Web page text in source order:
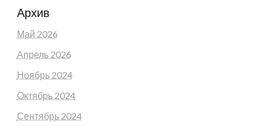
Архив
Май 2026
Апрель 2026
Ноябрь 2024
Октябрь 2024
Сентябрь 2024